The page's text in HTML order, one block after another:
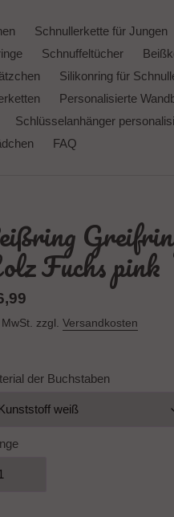
Schnullerkette für Jungen
Schnuffeltücher
Silikonring für
Personalisierte
Schlüsselanhänger
FAQ
Fuchs pink
zzgl. Versandkosten
der Buchstaben